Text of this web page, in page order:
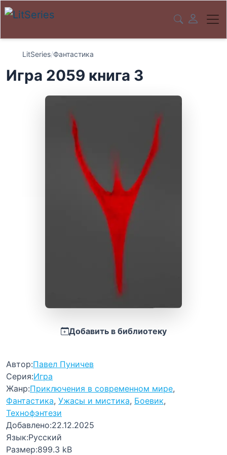
LitSeries/Фантастика
Игра 2059 книга 3
Добавить в библиотеку
Автор:Павел Пуничев
Серия:Игра
Жанр:Приключения в современном мире,
Фантастика, Ужасы и мистика, Боевик,
Технофэнтези
Добавлено:22.12.2025
Язык:Русский
Размер:899.3 kB